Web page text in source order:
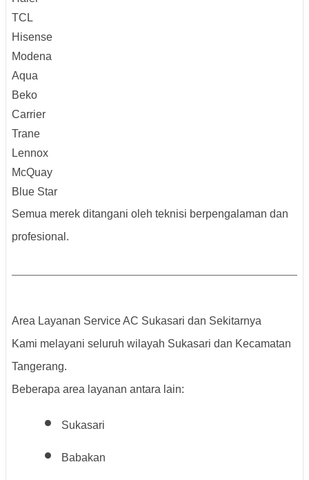
TCL
Hisense
Modena
Aqua
Beko
Carrier
Trane
Lennox
McQuay
Blue Star
Semua merek ditangani oleh teknisi berpengalaman dan
profesional.
Area Layanan Service AC Sukasari dan Sekitarnya
Kami melayani seluruh wilayah Sukasari dan Kecamatan
Tangerang.
Beberapa area layanan antara lain:
Sukasari
Babakan